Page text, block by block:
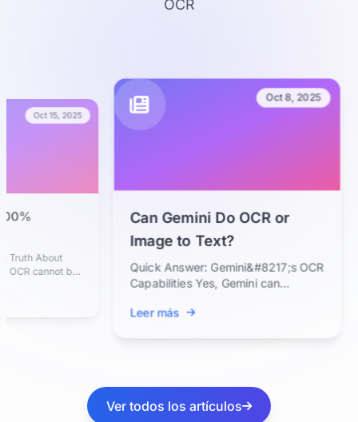
OCR
Oct 15, 2025
About
cannot be
Oct 8, 2025
Can Gemini Do OCR or
Image to Text?
Quick Answer: Gemini&#8217;s OCR
Capabilities Yes, Gemini can
multimodal...
Leer más
Ver todos los artículos